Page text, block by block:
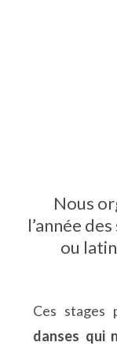
Nous
l’année
ou
Ces stages
danses qui